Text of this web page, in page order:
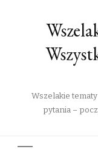
Wszelakie
pytania –